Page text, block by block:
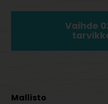
Vaihde
Mallisto